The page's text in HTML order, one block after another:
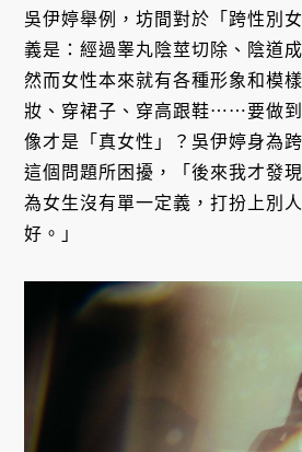
吳伊婷舉例，坊間對於「跨性別
義是：經過睾丸陰莖切除、陰道
然而女性本來就有各種形象和模
妝、穿裙子、穿高跟鞋⋯⋯要做
像才是「真女性」？吳伊婷身為
這個問題所困擾，「後來我才發
為女生沒有單一定義，打扮上別
好。」